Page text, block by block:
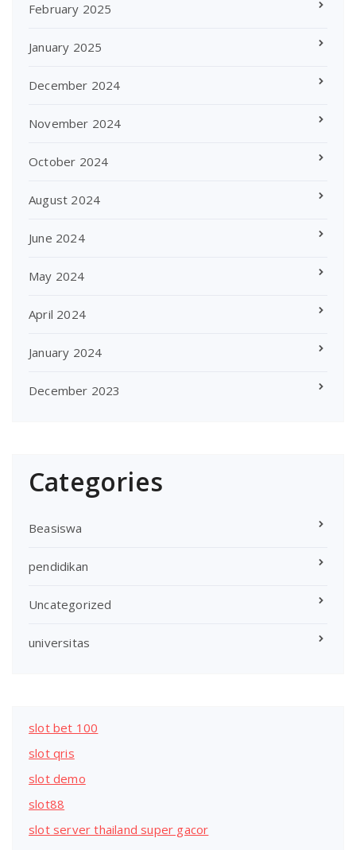
February 2025
January 2025
December 2024
November 2024
October 2024
August 2024
June 2024
May 2024
April 2024
January 2024
December 2023
Categories
Beasiswa
pendidikan
Uncategorized
universitas
slot bet 100
slot qris
slot demo
slot88
slot server thailand super gacor